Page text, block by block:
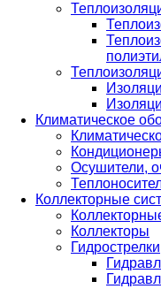
Климатическое
Осушители,
Коллекторные
Коллекторы
Гидрострелки